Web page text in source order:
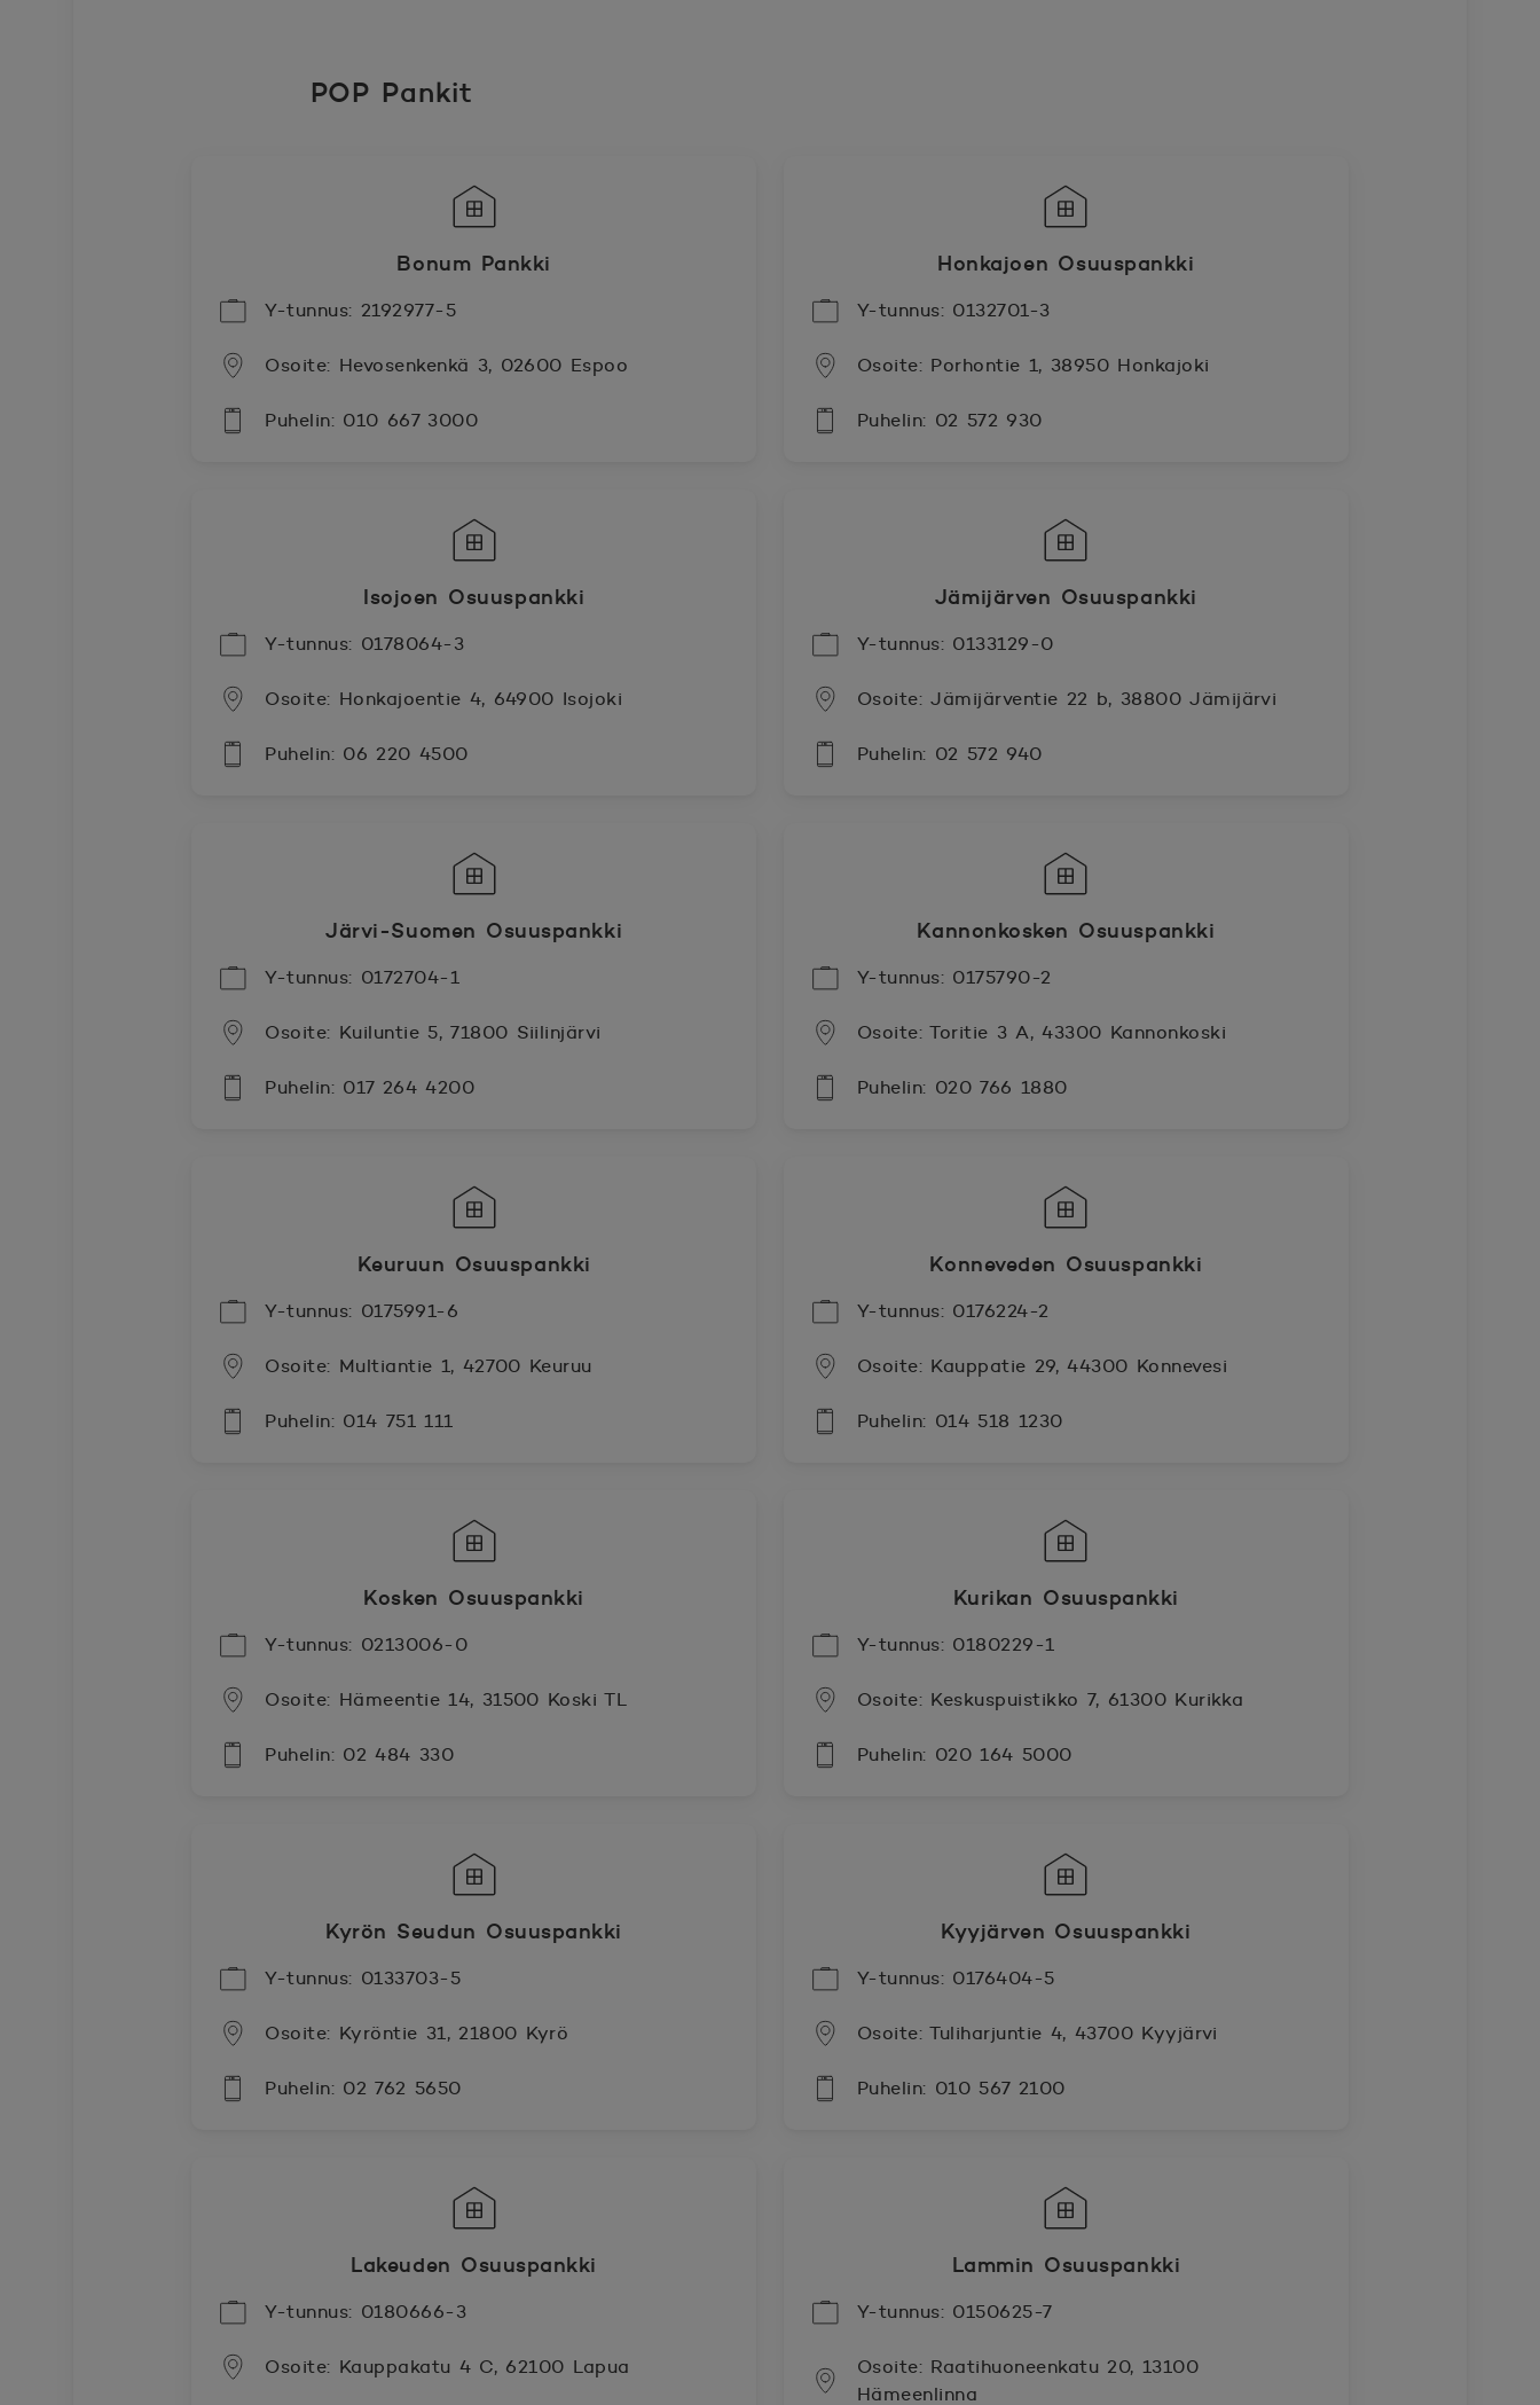
POP Pankit
Bonum Pankki
Y-tunnus: 2192977-5
Osoite: Hevosenkenkä 3, 02600 Espoo
Puhelin: 010 667 3000
Honkajoen Osuuspankki
Y-tunnus: 0132701-3
Osoite: Porhontie 1, 38950 Honkajoki
Puhelin: 02 572 930
Isojoen Osuuspankki
Y-tunnus: 0178064-3
Osoite: Honkajoentie 4, 64900 Isojoki
Puhelin: 06 220 4500
Jämijärven Osuuspankki
Y-tunnus: 0133129-0
Osoite: Jämijärventie 22 b, 38800 Jämijärvi
Puhelin: 02 572 940
Järvi-Suomen Osuuspankki
Y-tunnus: 0172704-1
Osoite: Kuiluntie 5, 71800 Siilinjärvi
Puhelin: 017 264 4200
Kannonkosken Osuuspankki
Y-tunnus: 0175790-2
Osoite: Toritie 3 A, 43300 Kannonkoski
Puhelin: 020 766 1880
Keuruun Osuuspankki
Y-tunnus: 0175991-6
Osoite: Multiantie 1, 42700 Keuruu
Puhelin: 014 751 111
Konneveden Osuuspankki
Y-tunnus: 0176224-2
Osoite: Kauppatie 29, 44300 Konnevesi
Puhelin: 014 518 1230
Kosken Osuuspankki
Y-tunnus: 0213006-0
Osoite: Hämeentie 14, 31500 Koski TL
Puhelin: 02 484 330
Kurikan Osuuspankki
Y-tunnus: 0180229-1
Osoite: Keskuspuistikko 7, 61300 Kurikka
Puhelin: 020 164 5000
Kyrön Seudun Osuuspankki
Y-tunnus: 0133703-5
Osoite: Kyröntie 31, 21800 Kyrö
Puhelin: 02 762 5650
Kyyjärven Osuuspankki
Y-tunnus: 0176404-5
Osoite: Tuliharjuntie 4, 43700 Kyyjärvi
Puhelin: 010 567 2100
Lakeuden Osuuspankki
Y-tunnus: 0180666-3
Osoite: Kauppakatu 4 C, 62100 Lapua
Lammin Osuuspankki
Y-tunnus: 0150625-7
Osoite: Raatihuoneenkatu 20, 13100
Hämeenlinna